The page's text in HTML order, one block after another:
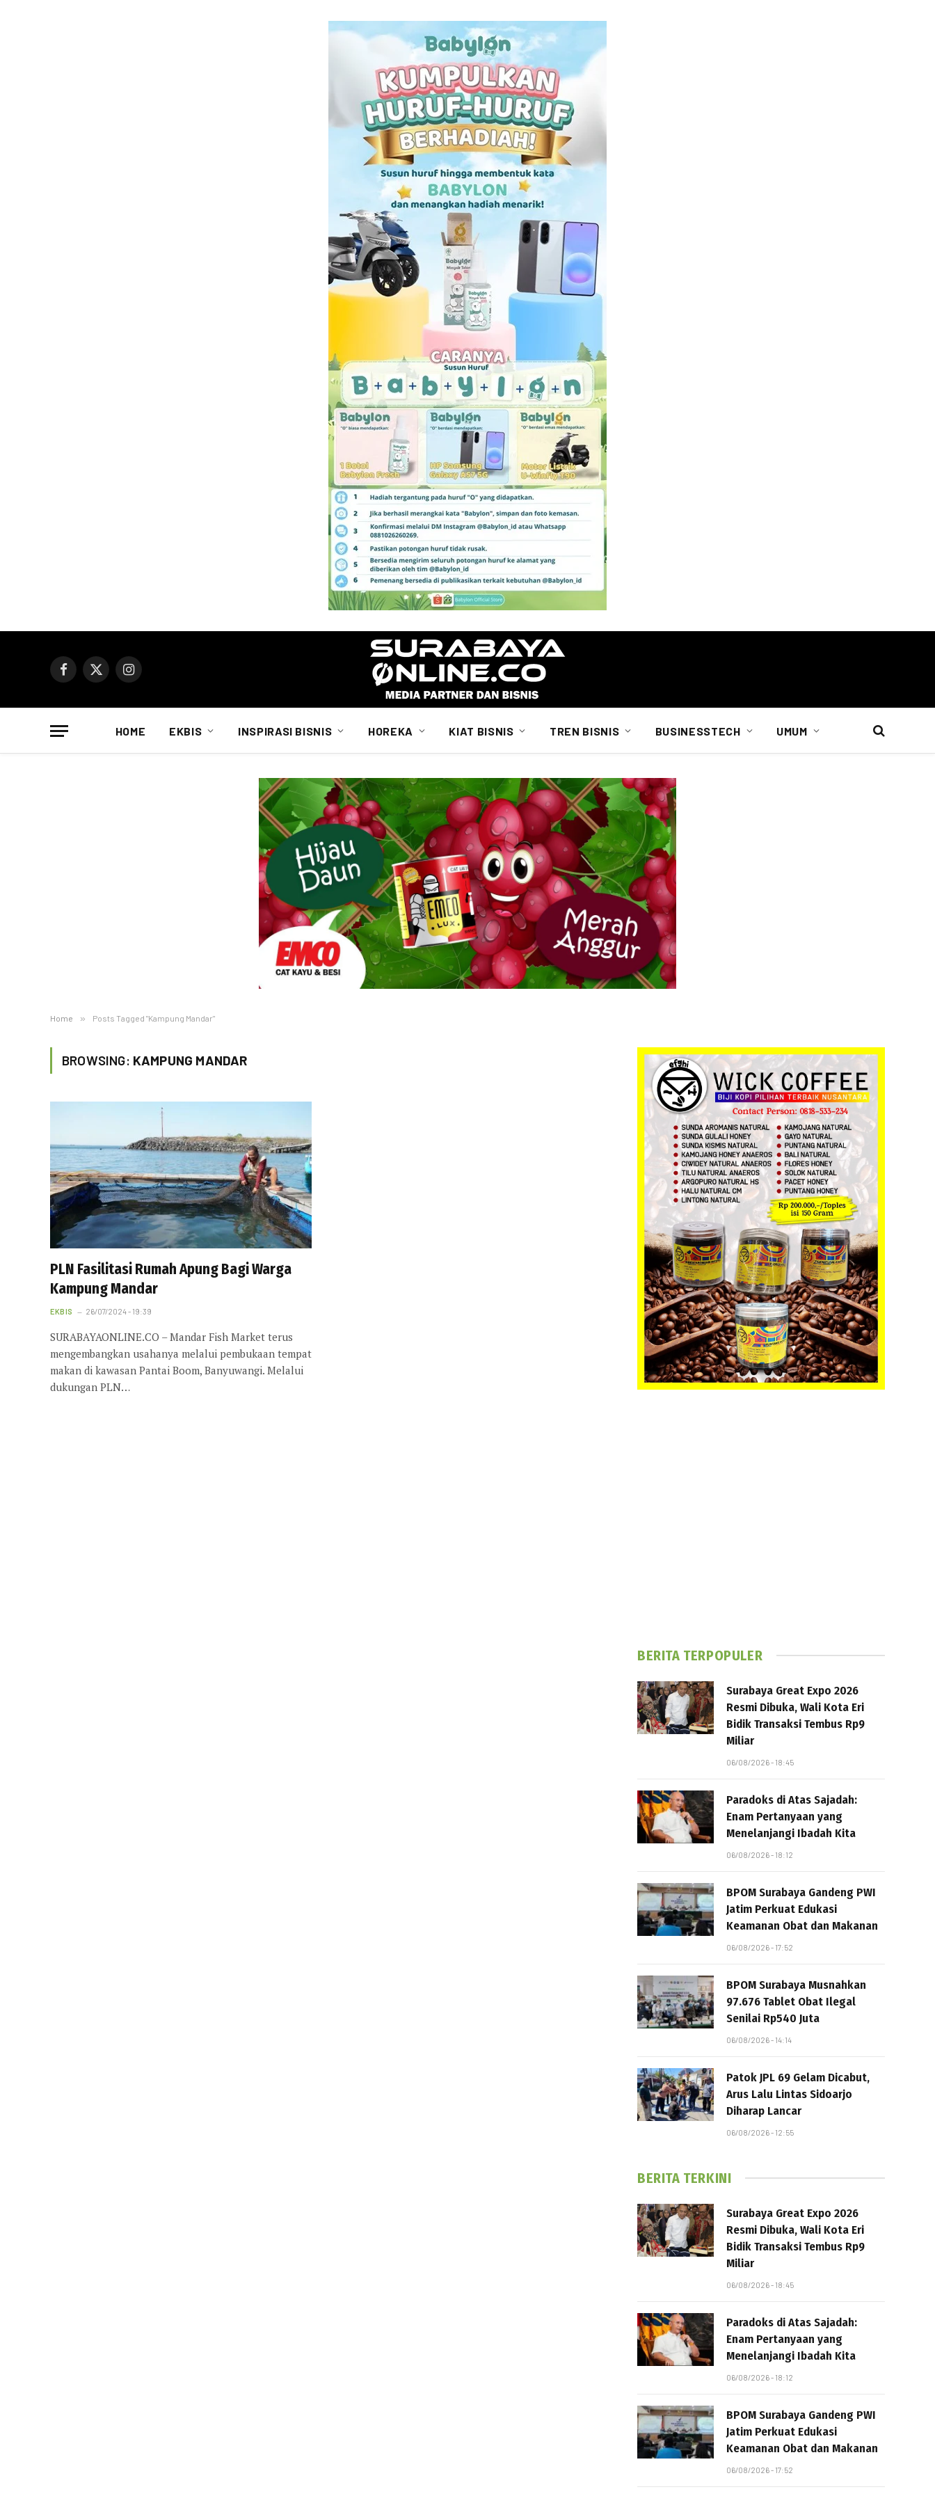
Facebook
X
Instagram
HOME EKBIS INSPIRASI BISNIS HOREKA KIAT BISNIS TREN BISNIS BUSINESSTECH UMUM
Home » Posts Tagged "Kampung Mandar"
BROWSING: KAMPUNG MANDAR
PLN Fasilitasi Rumah Apung Bagi Warga
Kampung Mandar
EKBIS 26/07/2024 - 19:39
SURABAYAONLINE.CO – Mandar Fish Market terus
mengembangkan usahanya melalui pembukaan tempat
makan di kawasan Pantai Boom, Banyuwangi. Melalui
dukungan PLN…
BERITA TERPOPULER
Surabaya Great Expo 2026
Resmi Dibuka, Wali Kota Eri
Bidik Transaksi Tembus Rp9
Miliar
06/08/2026 - 18:45
Paradoks di Atas Sajadah:
Enam Pertanyaan yang
Menelanjangi Ibadah Kita
06/08/2026 - 18:12
BPOM Surabaya Gandeng PWI
Jatim Perkuat Edukasi
Keamanan Obat dan Makanan
06/08/2026 - 17:52
BPOM Surabaya Musnahkan
97.676 Tablet Obat Ilegal
Senilai Rp540 Juta
06/08/2026 - 14:14
Patok JPL 69 Gelam Dicabut,
Arus Lalu Lintas Sidoarjo
Diharap Lancar
06/08/2026 - 12:55
BERITA TERKINI
Surabaya Great Expo 2026
Resmi Dibuka, Wali Kota Eri
Bidik Transaksi Tembus Rp9
Miliar
06/08/2026 - 18:45
Paradoks di Atas Sajadah:
Enam Pertanyaan yang
Menelanjangi Ibadah Kita
06/08/2026 - 18:12
BPOM Surabaya Gandeng PWI
Jatim Perkuat Edukasi
Keamanan Obat dan Makanan
06/08/2026 - 17:52